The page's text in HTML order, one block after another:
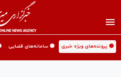
🟡 پرونده‌های ویژه خبری 🟡 سامانه‌های قضایی